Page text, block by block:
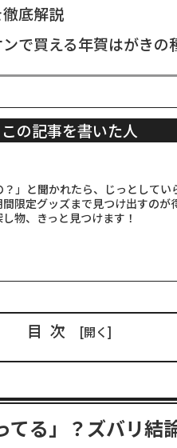
底解説
で買える年賀はがきの
この記事を書いた人
？」と聞かれたら、じっとして
限定グッズまで見つけ出すの
物、きっと見つけます！
目次
る」？ズバリ結